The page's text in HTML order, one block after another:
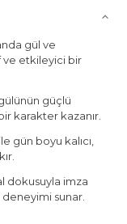
gül ve
ve etkileyici bir
güçlü
karakter kazanır.
gün boyu kalıcı,
dokusuyla imza
sunar.